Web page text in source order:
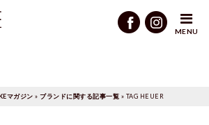
MENU
ドに関する記事一覧
マガジン » ブランドに関する記事一覧 » TAG HEUER